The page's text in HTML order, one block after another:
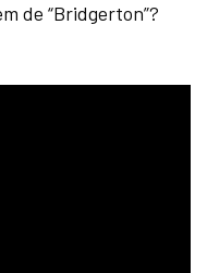
de “Bridgerton”?